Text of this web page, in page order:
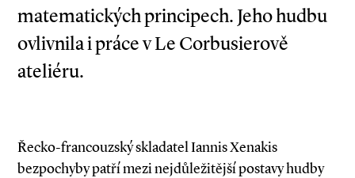
matematických principech. Jeho hudbu
ovlivnila i práce v Le Corbusierově
ateliéru.
Řecko­-francouzský skladatel Iannis Xenakis
bezpochyby patří mezi nejdůležitější postavy hudby